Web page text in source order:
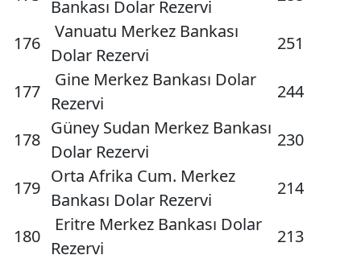
Bankası Dolar Rezervi
176
Vanuatu Merkez Bankası
Dolar Rezervi
251
177
Gine Merkez Bankası Dolar
Rezervi
244
178
Güney Sudan Merkez Bankası
Dolar Rezervi
230
179
Orta Afrika Cum. Merkez
Bankası Dolar Rezervi
214
180
Eritre Merkez Bankası Dolar
Rezervi
213